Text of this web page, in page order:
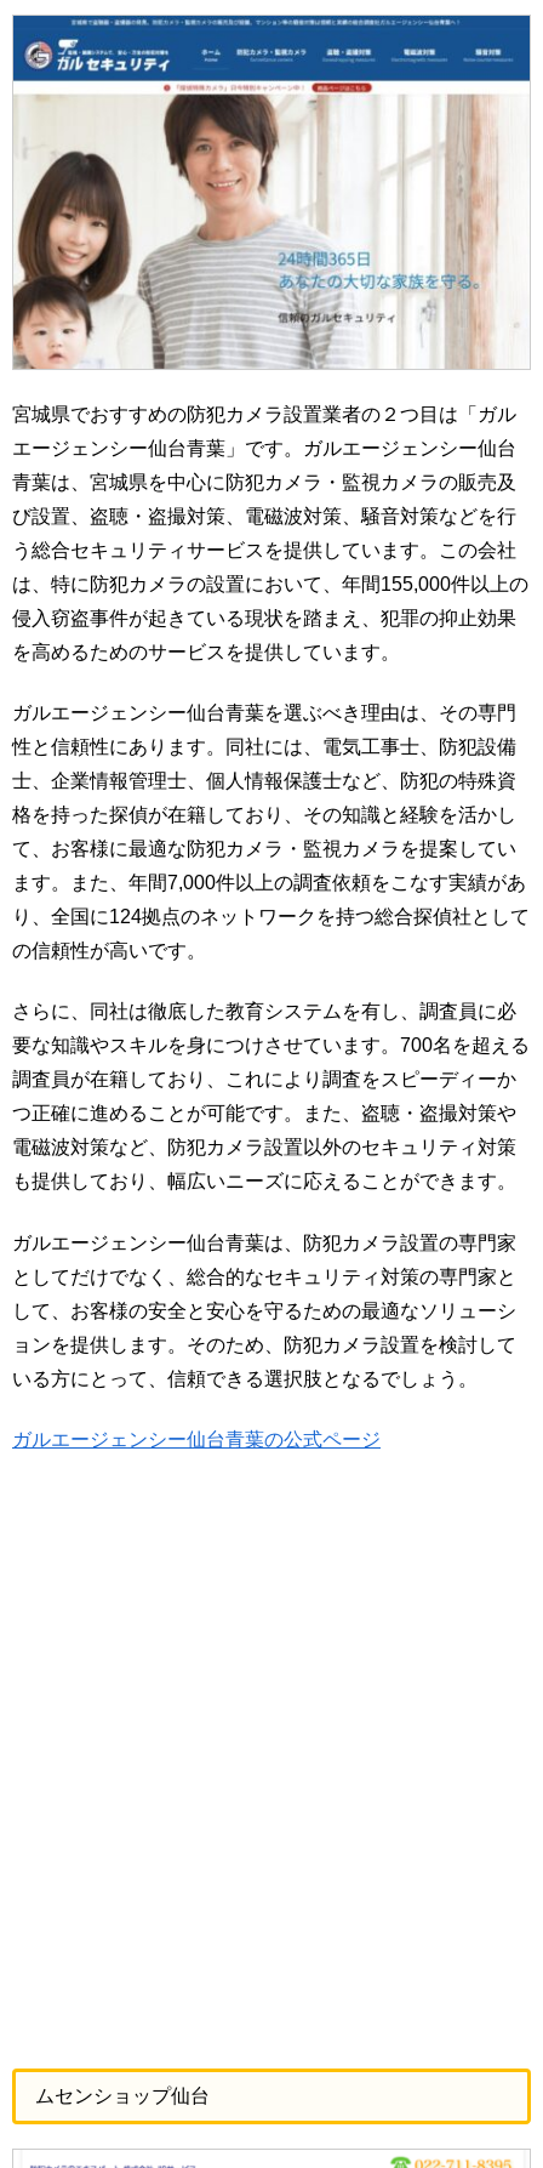
宮城県でおすすめの防犯カメラ設置業者の２つ目は「ガル
エージェンシー仙台青葉」です。ガルエージェンシー仙台
青葉は、宮城県を中心に防犯カメラ・監視カメラの販売及
び設置、盗聴・盗撮対策、電磁波対策、騒音対策などを行
う総合セキュリティサービスを提供しています。この会社
は、特に防犯カメラの設置において、年間155,000件以上の
侵入窃盗事件が起きている現状を踏まえ、犯罪の抑止効果
を高めるためのサービスを提供しています。
ガルエージェンシー仙台青葉を選ぶべき理由は、その専門
性と信頼性にあります。同社には、電気工事士、防犯設備
士、企業情報管理士、個人情報保護士など、防犯の特殊資
格を持った探偵が在籍しており、その知識と経験を活かし
て、お客様に最適な防犯カメラ・監視カメラを提案してい
ます。また、年間7,000件以上の調査依頼をこなす実績があ
り、全国に124拠点のネットワークを持つ総合探偵社として
の信頼性が高いです。
さらに、同社は徹底した教育システムを有し、調査員に必
要な知識やスキルを身につけさせています。700名を超える
調査員が在籍しており、これにより調査をスピーディーか
つ正確に進めることが可能です。また、盗聴・盗撮対策や
電磁波対策など、防犯カメラ設置以外のセキュリティ対策
も提供しており、幅広いニーズに応えることができます。
ガルエージェンシー仙台青葉は、防犯カメラ設置の専門家
としてだけでなく、総合的なセキュリティ対策の専門家と
して、お客様の安全と安心を守るための最適なソリューシ
ョンを提供します。そのため、防犯カメラ設置を検討して
いる方にとって、信頼できる選択肢となるでしょう。
ガルエージェンシー仙台青葉の公式ページ
ムセンショップ仙台